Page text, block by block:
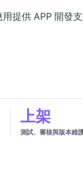
提供 APP 開發
上架
測試、審核與版本維